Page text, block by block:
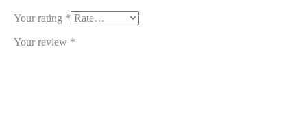
Your rating *
Your review *